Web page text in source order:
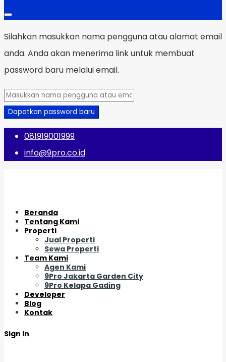
Silahkan masukkan nama pengguna atau alamat email
anda. Anda akan menerima link untuk membuat
password baru melalui email.
Dapatkan password baru
081919001999
info@9pro.co.id
Beranda
Tentang Kami
Properti
Jual Properti
Sewa Properti
Team Kami
Agen Kami
9Pro Jakarta Garden City
9Pro Kelapa Gading
Developer
Blog
Kontak
Sign In